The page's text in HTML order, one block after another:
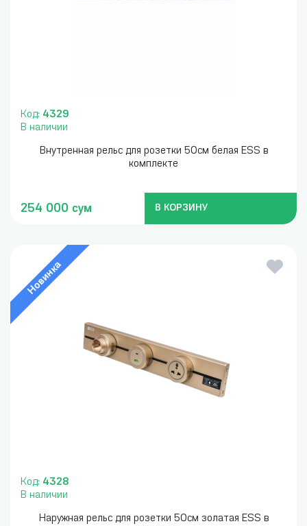
Код: 4329
В наличии
Внутренная рельс для розетки 50см белая ESS в
комплекте
254 000 сум В КОРЗИНУ
Новинка
Код: 4328
В наличии
Наружная рельс для розетки 50см золатая ESS в